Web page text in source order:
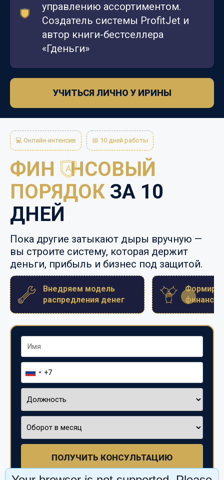
управлению ассортиментом.
Создатель системы ProfitJet и
автор книги-бестселлера
«Гденьги»
УЧИТЬСЯ ЛИЧНО У ИРИНЫ
💻 Онлайн-интенсив 📅 10 дней работы
ФИН НСОВЫЙ
ПОРЯДОК ЗА 10
ДНЕЙ
Пока другие затыкают дыры вручную —
вы строите систему, которая держит
деньги, прибыль и бизнес под защитой.
Внедряем модель
распредления денег
ПОЛУЧИТЬ КОНСУЛЬТАЦИЮ